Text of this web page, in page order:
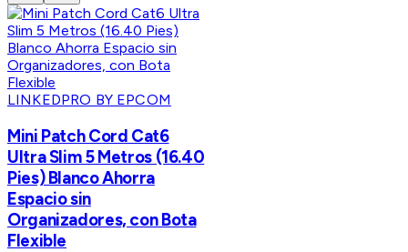
LINKEDPRO BY EPCOM
Mini Patch Cord Cat6
Ultra Slim 5 Metros (16.40
Pies) Blanco Ahorra
Espacio sin
Organizadores, con Bota
Flexible